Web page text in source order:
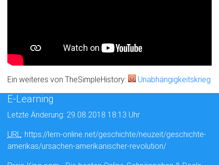
Ein weiteres von TheSimpleHistory: Unabhängigkeitskrieg
E-Learning
Letzte Änderung: 29.08.2018 18:13 Uhr
URL: https://lern-online.net/geschichte/neuzeit/geschichte-
amerikas/ursachen-amerikanischer-revolution/